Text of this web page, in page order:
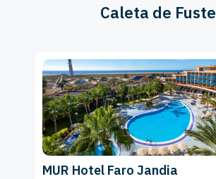
Caleta de Fuste
MUR Hotel Faro Jandia